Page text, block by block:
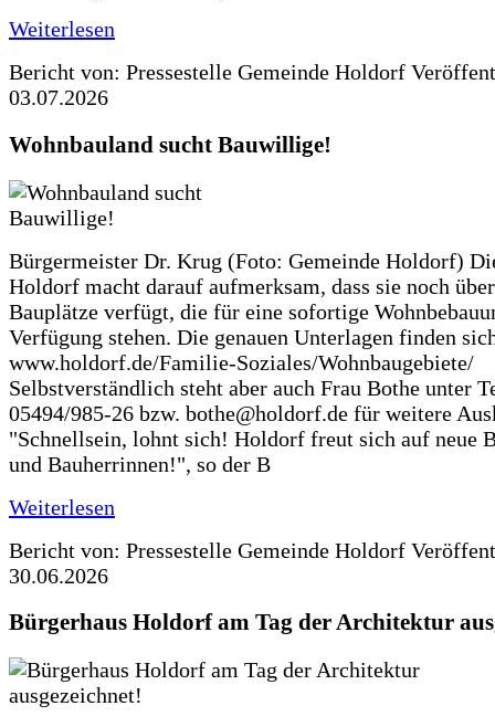
Weiterlesen
Bericht von: Pressestelle Gemeinde Holdorf
03.07.2026
Wohnbauland sucht Bauwillige!
Bürgermeister Dr. Krug (Foto: Gemeinde Holdorf)
Holdorf macht darauf aufmerksam, dass sie noch
Bauplätze verfügt, die für eine sofortige
Verfügung stehen. Die genauen Unterlagen finden
www.holdorf.de/Familie-Soziales/Wohnbaugebiete/
Selbstverständlich steht aber auch Frau Bothe unter
05494/985-26 bzw. bothe@holdorf.de für weitere
"Schnellsein, lohnt sich! Holdorf freut sich auf neue
und Bauherrinnen!", so der B
Weiterlesen
Bericht von: Pressestelle Gemeinde Holdorf
30.06.2026
Bürgerhaus Holdorf am Tag der Architektur